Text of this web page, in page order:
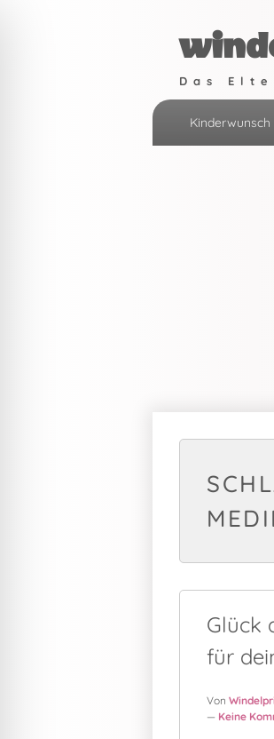
Das
Primäres
Kinderwunsch
Glück
für
Von
— Keine